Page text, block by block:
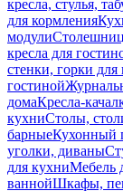
кресла, стулья,
для кормления
модули
кресла для
стенки, горки для
гостиной
домаКресла-
кухниСтолы,
барныеКухонный
уголки, диваны
для кухниМебель
ваннойШкафы,